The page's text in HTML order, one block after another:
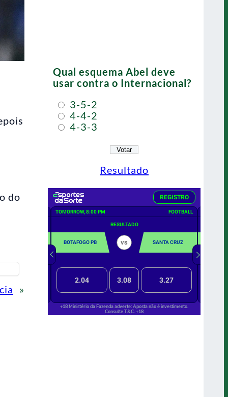
do
»
Qual esquema Abel deve
usar contra o Internacional?
3-5-2
4-4-2
4-3-3
Resultado